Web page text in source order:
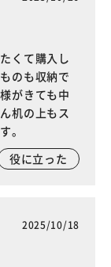
くて購入し
のも収納で
がきても中
机の上もス
。
役に立った
2025/10/18